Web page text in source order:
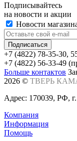
Подписывайтесь
на новости и акции
Новости
+7 (4822) 78-35-30,
+7 (4822) 56-33-49
Больше контактов
2026 © ТВЕРЬ
Адрес: 170039, РФ,
Компания
Информация
Помощь